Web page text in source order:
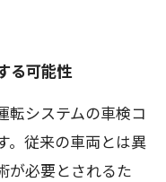
る可能性
転システムの車検コ
。従来の車両とは異
が必要とされるた